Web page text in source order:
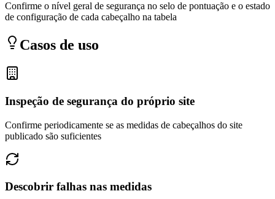
Confirme o nível geral de segurança no selo de pontuação e o estado
de configuração de cada cabeçalho na tabela
Casos de uso
Inspeção de segurança do próprio site
Confirme periodicamente se as medidas de cabeçalhos do site
publicado são suficientes
Descobrir falhas nas medidas